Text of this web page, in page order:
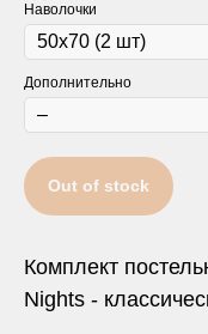
Наволочки
Дополнительно
Out of stock
Комплект
Nights -